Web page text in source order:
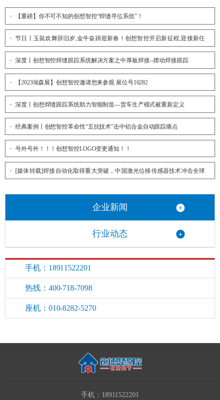
【重磅】你不可不知的创想智控“焊缝寻位系统”！
节日丨玉鼠欢舞辞旧岁,金牛奋蹄迎新春！创想智控开启新征程,迎接新任
深度丨创想智控焊缝跟踪系统解决方案之中厚板焊接--摆动焊接跟踪
【2023埃森展】创想智控邀请您来参观 展位号16282
深度丨创想焊缝跟踪系统助力智能制造---货车生产模式被重新定义
经典案例丨创想智控革命性“五抗技术”击中铝合金自动跟踪痛点
号外号外！！！创想智控LOGO变更通知！！
[媒体转载]焊接自动化取得重大突破，中国激光位移传感器技术冲击全球
企业新闻
行业动态
手机：18911522201
热线：400-718-7098
座机：010-8282-5270
手机：18911522201